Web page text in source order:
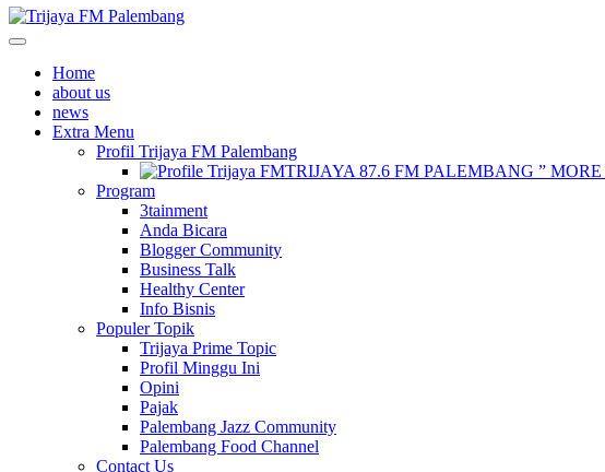
Home
about us
news
Extra Menu
Profil Trijaya FM Palembang
TRIJAYA 87.6 FM PALEMBANG ”
Program
3tainment
Anda Bicara
Blogger Community
Business Talk
Healthy Center
Info Bisnis
Populer Topik
Trijaya Prime Topic
Profil Minggu Ini
Opini
Pajak
Palembang Jazz Community
Palembang Food Channel
Contact Us